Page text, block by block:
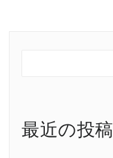
最近の投稿